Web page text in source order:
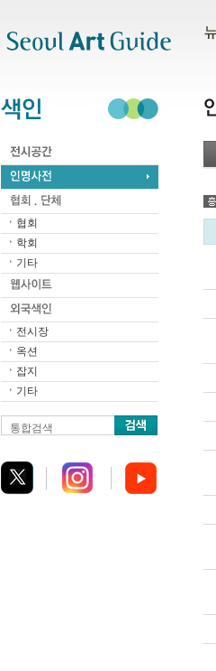
협회
학회
기타
전시장
옥션
잡지
기타
통합검색